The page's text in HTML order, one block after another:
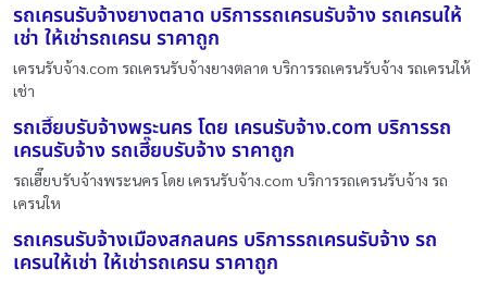
รถเครนรับจ้างยางตลาด บริการรถเครนรับจ้าง รถเครนให้
เช่า ให้เช่ารถเครน ราคาถูก
เครนรับจ้าง.com รถเครนรับจ้างยางตลาด บริการรถเครนรับจ้าง รถเครนให้
เช่า
รถเฮี๊ยบรับจ้างพระนคร โดย เครนรับจ้าง.com บริการรถ
เครนรับจ้าง รถเฮี๊ยบรับจ้าง ราคาถูก
รถเฮี๊ยบรับจ้างพระนคร โดย เครนรับจ้าง.com บริการรถเครนรับจ้าง รถ
เครนให
รถเครนรับจ้างเมืองสกลนคร บริการรถเครนรับจ้าง รถ
เครนให้เช่า ให้เช่ารถเครน ราคาถูก